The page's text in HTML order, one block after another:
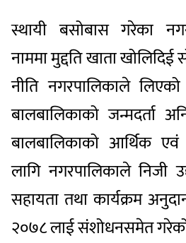
स्थायी बसोबास गरेका
नाममा मुद्दति खाता
नीति नगरपालिकाले
बालबालिकाको जन्मदर्ता
बालबालिकाको आर्थिक एवं
लागि नगरपालिकाले निजी
सहायता तथा कार्यक्रम
२०७८ लाई संशोधनसमेत